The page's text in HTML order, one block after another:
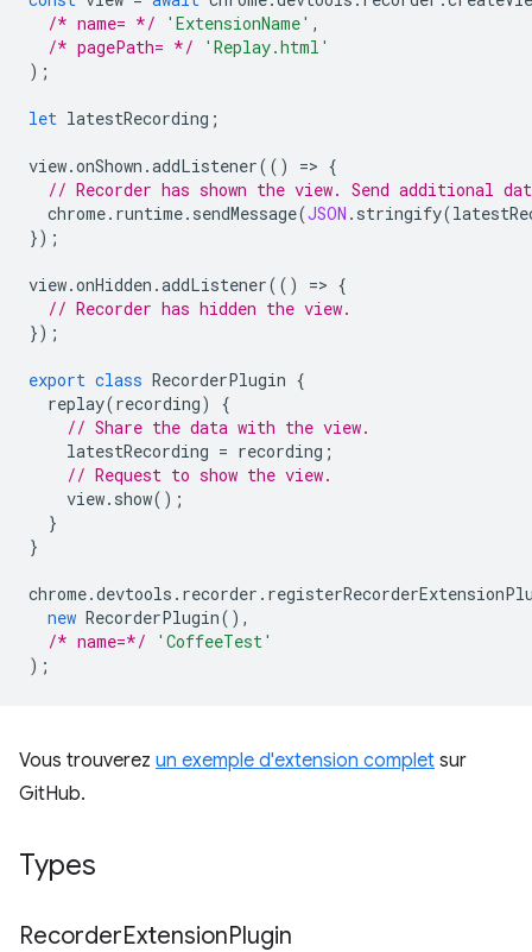
/* name= */
'ExtensionName' ,
/* pagePath= */
'Replay.html'
);
let latestRecording ;
view.onShown .addListener(() => {
// Recorder has shown the view. Send additional
chrome. runtime. sendMessage(JSON . stringify(
});
view.onHidden .addListener(() => {
// Recorder has hidden the view.
});
export class RecorderPlugin {
replay(recording)
{
// Share the data with the view.
latestRecording = recording ;
// Request to show the view.
view. show();
}
}
chrome.devtools . recorder .
new RecorderPlugin(),
/* name=*/
'CoffeeTest'
);
Vous trouverez un exemple d'extension complet sur
GitHub.
Types
RecorderExtensionPlugin